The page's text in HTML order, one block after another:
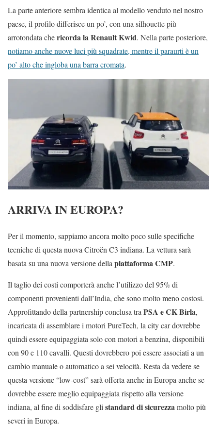
La parte anteriore sembra identica al modello venduto nel nostro
paese, il profilo differisce un po’, con una silhouette più
arrotondata chericorda la Renault Kwid. Nella parte posteriore,
notiamo anche nuove luci più squadrate, mentre il paraurti è un
po’ alto che ingloba una barra cromata.
ARRIVA IN EUROPA?
Per il momento, sappiamo ancora molto poco sulle specifiche
tecniche di questa nuova Citroën C3 indiana. La vettura sarà
basata su una nuova versione della piattaforma CMP.
Il taglio dei costi comporterà anche l’utilizzo del 95% di
componenti provenienti dall’India, che sono molto meno costosi.
Approfittando della partnership conclusa tra PSA e CK Birla,
incaricata di assemblare i motori PureTech, la city car dovrebbe
quindi essere equipaggiata solo con motori a benzina, disponibili
con 90 e 110 cavalli. Questi dovrebbero poi essere associati a un
cambio manuale o automatico a sei velocità. Resta da vedere se
questa versione “low-cost” sarà offerta anche in Europa anche se
dovrebbe essere meglio equipaggiata rispetto alla versione
indiana, al fine di soddisfare gli standard di sicurezzamolto più
severi in Europa.